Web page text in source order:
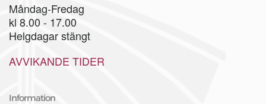
Måndag-Fredag
kl 8.00 - 17.00
Helgdagar stängt
AVVIKANDE TIDER
Information